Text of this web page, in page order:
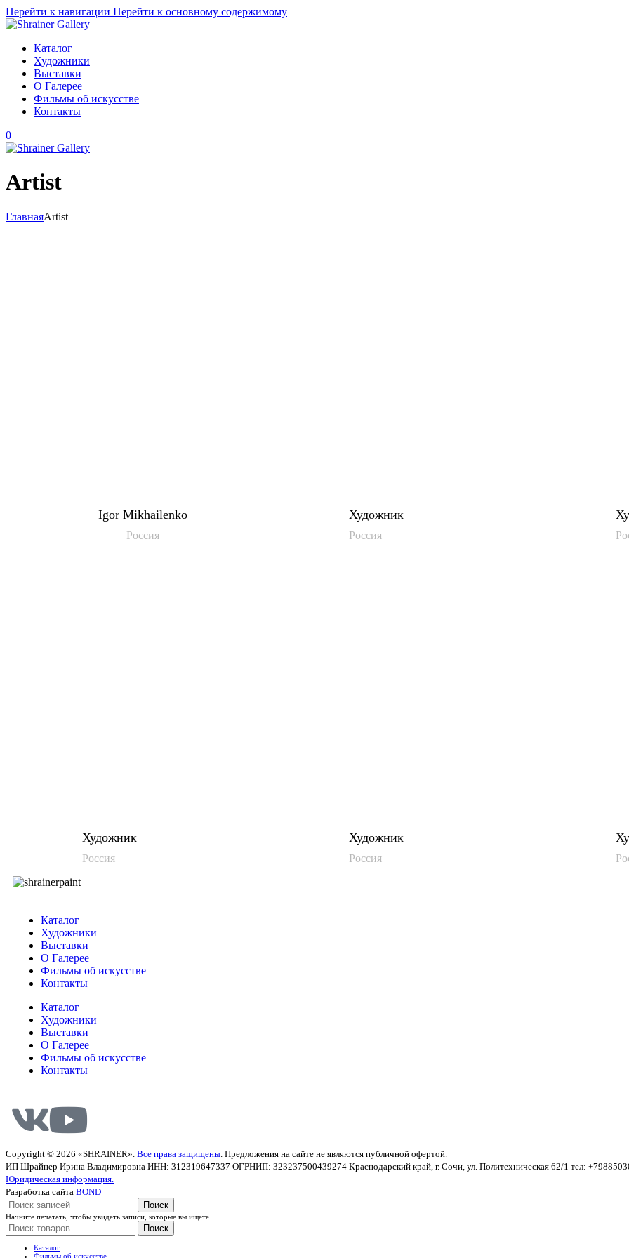
Перейти к навигации Перейти к основному содержимому
Каталог
Художники
Выставки
О Галерее
Фильмы об искусстве
Контакты
0
Artist
ГлавнаяArtist
Igor Mikhailenko
Россия
Художник
Россия
Художник
Россия
Художник
Россия
Каталог
Художники
Выставки
О Галерее
Фильмы об искусстве
Контакты
Каталог
Художники
Выставки
О Галерее
Фильмы об искусстве
Контакты
Copyright © 2026 «SHRAINER». Все права защищены . Предложения на сайте не являются публичной офертой.
ИП Шрайнер Ирина Владимировна ИНН: 312319647337 ОГРНИП: 323237500439274 Краснодарский край, г. Сочи, ул. Политехническая 62/1 тел:
Юридическая информация.
Разработка сайта BOND
Поиск
Начните печатать, чтобы увидеть записи, которые вы ищете.
Поиск
Каталог
Фильмы об искусстве